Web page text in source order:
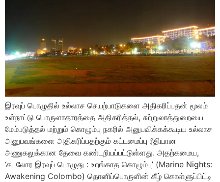
இரவுப் பொழுதில் உல்லாச செயற்பாடுகளை அதிகரிப்பதன் மூலம்
உள்நாட்டு பொருளாதாரத்தை அதிகரித்தல், சுற்றுலாத்துறையை
மேம்படுத்தல் மற்றும் கொழும்பு நகரில் அனுபவிக்கக்கூடிய உல்லாச
அனுபவங்களை அதிகரிப்பதற்கும் கட்டமைப்பு ரீதியான
அணுகலுக்கான தேவை கண்டறியப்பட்டுள்ளது. அதற்கமைய,
‘கடலோர இரவுப் பொழுது : உறங்காத கொழும்பு’ (Marine Nights:
Awakening Colombo) தொனிப்பொருளின் கீழ் கொள்ளுப்பிட்டி